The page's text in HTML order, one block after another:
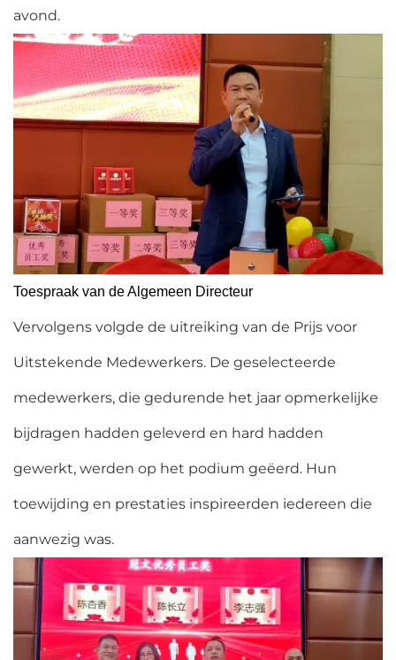
avond.
Toespraak van de Algemeen Directeur
Vervolgens volgde de uitreiking van de Prijs voor
Uitstekende Medewerkers. De geselecteerde
medewerkers, die gedurende het jaar opmerkelijke
bijdragen hadden geleverd en hard hadden
gewerkt, werden op het podium geëerd. Hun
toewijding en prestaties inspireerden iedereen die
aanwezig was.